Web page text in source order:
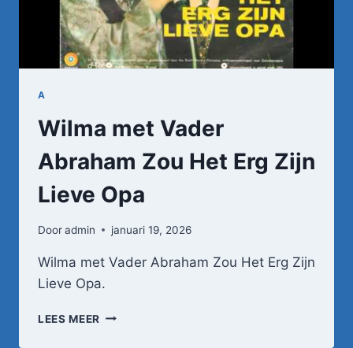
A
Wilma met Vader
Abraham Zou Het Erg Zijn
Lieve Opa
Dooradmin januari 19, 2026
Wilma met Vader Abraham Zou Het Erg Zijn
Lieve Opa.
LEES MEER WILMA